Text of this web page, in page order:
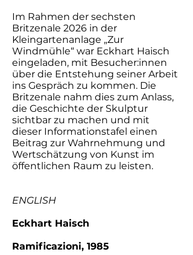
Im Rahmen der sechsten
Britzenale 2026 in der
Kleingartenanlage „Zur
Windmühle“ war Eckhart Haisch
eingeladen, mit Besucher:innen
über die Entstehung seiner Arbeit
ins Gespräch zu kommen. Die
Britzenale nahm dies zum Anlass,
die Geschichte der Skulptur
sichtbar zu machen und mit
dieser Informationstafel einen
Beitrag zur Wahrnehmung und
Wertschätzung von Kunst im
öffentlichen Raum zu leisten.
ENGLISH
Eckhart Haisch
Ramificazioni, 1985